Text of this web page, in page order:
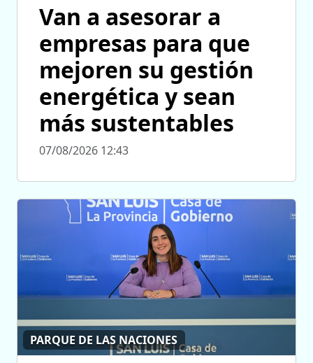
Van a asesorar a
empresas para que
mejoren su gestión
energética y sean
más sustentables
07/08/2026 12:43
PARQUE DE LAS NACIONES